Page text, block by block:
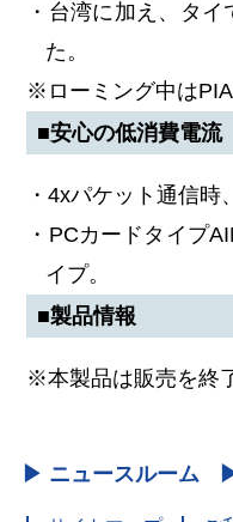
・台湾に加え、タ
た。
※ローミング中は
■安心の低消費電流
・4xパケット通信時
・PCカードタイプ
イプ。
■製品情報
※本製品は販売を終
▶ ニュースルーム